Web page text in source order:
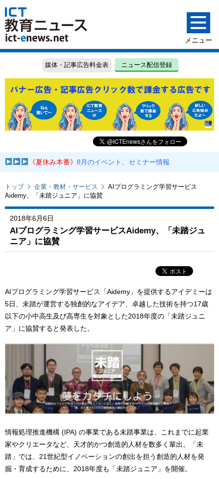
媒体・記事広告料金表 ニュース配信登録
《夏休み本番》8月のイベント、セミナー情報
トップ 企業・教材・サービス
AIプログラミング学習サービス
Aidemy、「未踏ジュニア」に協賛
2018年6月6日
AIプログラミング学習サービスAidemy、「未踏ジュ
ニア」に協賛
AIプログラミング学習サービス「Aidemy」を提供するアイデミーは
5日、未踏が運営する独創的なアイデア、卓越した技術を持つ17歳
以下の小中高生及び高専生を対象とした2018年度の「未踏ジュニ
ア」に協賛すると発表した。
情報処理推進機構 (IPA) の事業である未踏事業は、これまでに起業
家やクリエータなど、天才的かつ創造的人材を数多く輩出。「未
踏」では、21世紀型イノベーションの創出を担う創造的人材を発
掘・育成するために、2018年度も「未踏ジュニア」を開催。